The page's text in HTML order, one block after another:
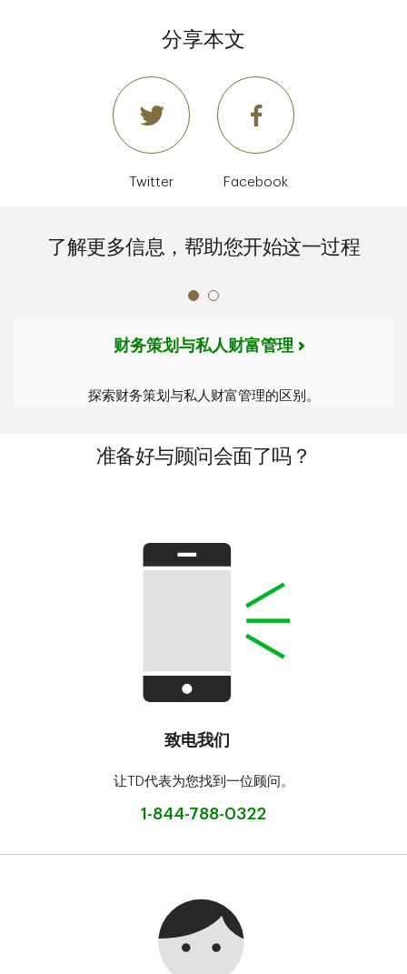
分享本文
Twitter Facebook
了解更多信息，帮助您开始这一过程
财务策划与私人财富管理
探索财务策划与私人财富管理的区别。
准备好与顾问会面了吗？
致电我们
让TD代表为您找到一位顾问。
1-844-788-0322